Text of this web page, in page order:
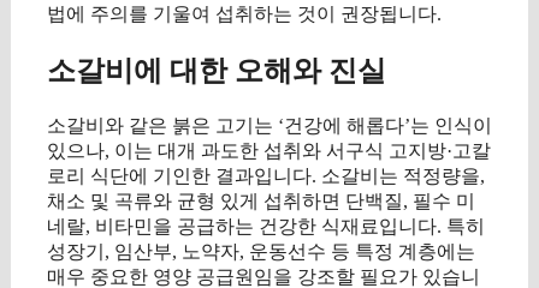
법에 주의를 기울여 섭취하는 것이 권장됩니다.
소갈비에 대한 오해와 진실
소갈비와 같은 붉은 고기는 ‘건강에 해롭다’는 인식이
있으나, 이는 대개 과도한 섭취와 서구식 고지방·고칼
로리 식단에 기인한 결과입니다. 소갈비는 적정량을,
채소 및 곡류와 균형 있게 섭취하면 단백질, 필수 미
네랄, 비타민을 공급하는 건강한 식재료입니다. 특히
성장기, 임산부, 노약자, 운동선수 등 특정 계층에는
매우 중요한 영양 공급원임을 강조할 필요가 있습니